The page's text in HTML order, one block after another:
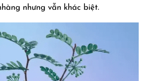
nhưng vẫn khác biệt.